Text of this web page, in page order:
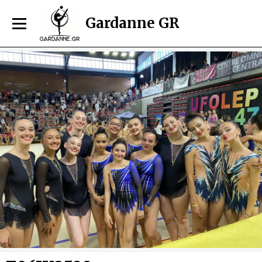
Gardanne GR